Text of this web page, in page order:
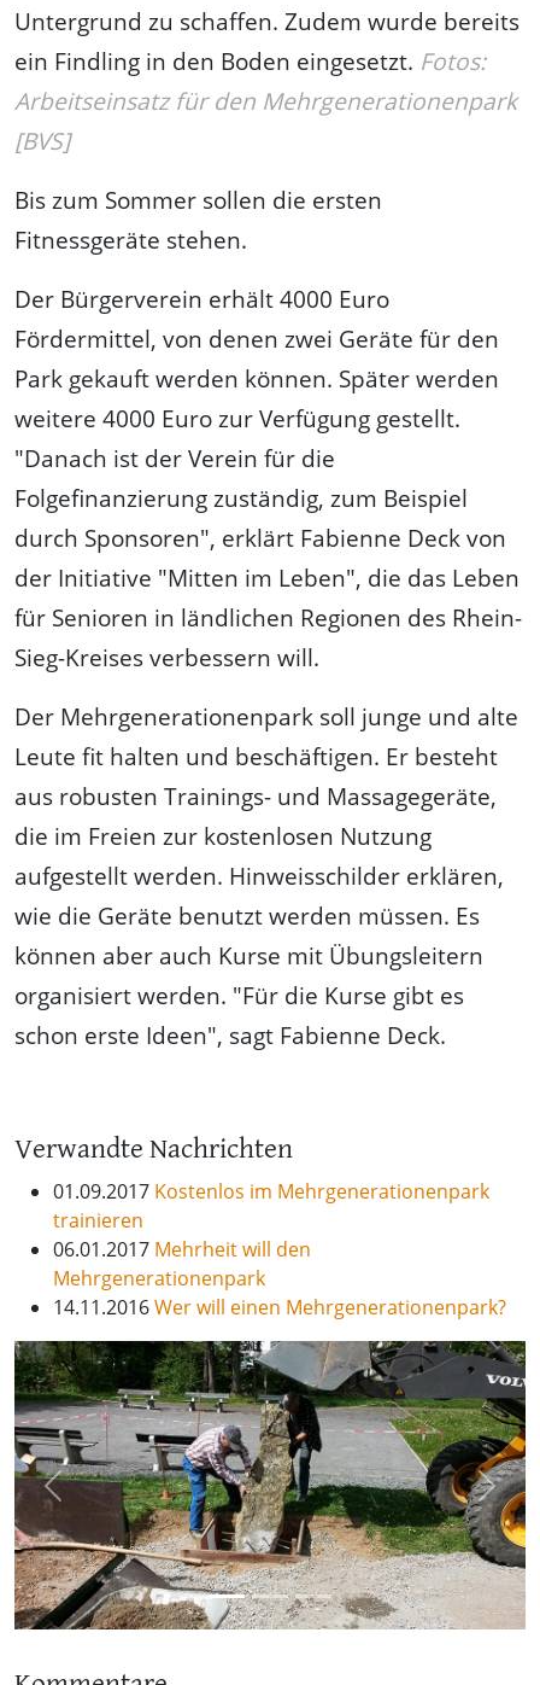
Untergrund zu schaffen. Zudem wurde bereits
ein Findling in den Boden eingesetzt. Fotos:
Arbeitseinsatz für den Mehrgenerationenpark
[BVS]
Bis zum Sommer sollen die ersten
Fitnessgeräte stehen.
Der Bürgerverein erhält 4000 Euro
Fördermittel, von denen zwei Geräte für den
Park gekauft werden können. Später werden
weitere 4000 Euro zur Verfügung gestellt.
"Danach ist der Verein für die
Folgefinanzierung zuständig, zum Beispiel
durch Sponsoren", erklärt Fabienne Deck von
der Initiative "Mitten im Leben", die das Leben
für Senioren in ländlichen Regionen des Rhein-
Sieg-Kreises verbessern will.
Der Mehrgenerationenpark soll junge und alte
Leute fit halten und beschäftigen. Er besteht
aus robusten Trainings- und Massagegeräte,
die im Freien zur kostenlosen Nutzung
aufgestellt werden. Hinweisschilder erklären,
wie die Geräte benutzt werden müssen. Es
können aber auch Kurse mit Übungsleitern
organisiert werden. "Für die Kurse gibt es
schon erste Ideen", sagt Fabienne Deck.
Verwandte Nachrichten
01.09.2017 Kostenlos im Mehrgenerationenpark
trainieren
06.01.2017 Mehrheit will den
Mehrgenerationenpark
14.11.2016Wer will einen Mehrgenerationenpark?
Previous Next